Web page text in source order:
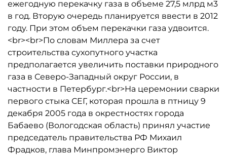
ежегодную перекачку газа в объеме 27,5 млрд м3
в год. Вторую очередь планируется ввести в 2012
году. При этом объем перекачки газа удвоится.
<br><br>По словам Миллера за счет
строительства сухопутного участка
предполагается увеличить поставки природного
газа в Северо-Западный округ России, в
частности в Петербург.<br>На церемонии сварки
первого стыка СЕГ, которая прошла в птницу 9
декабря 2005 года в окрестностях города
Бабаево (Вологодская область) принял участие
председатель правительства РФ Михаил
Фрадков, глава Минпромэнерго Виктор